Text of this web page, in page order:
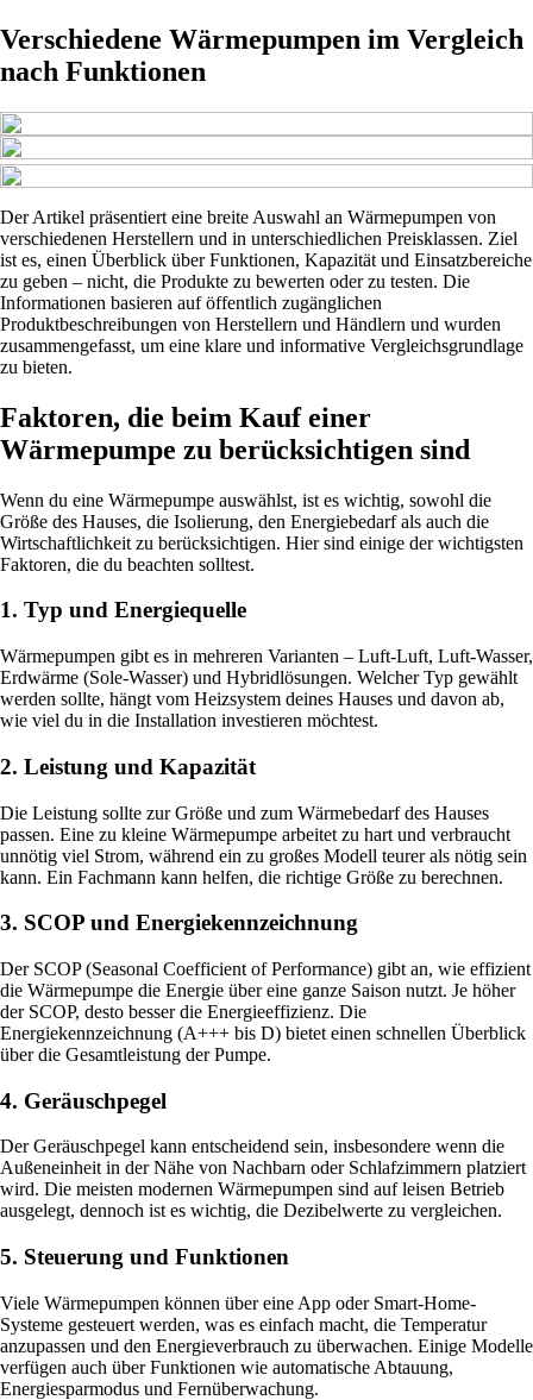
Verschiedene Wärmepumpen im Vergleich
nach Funktionen
Der Artikel präsentiert eine breite Auswahl an Wärmepumpen von
verschiedenen Herstellern und in unterschiedlichen Preisklassen. Ziel
ist es, einen Überblick über Funktionen, Kapazität und Einsatzbereiche
zu geben – nicht, die Produkte zu bewerten oder zu testen. Die
Informationen basieren auf öffentlich zugänglichen
Produktbeschreibungen von Herstellern und Händlern und wurden
zusammengefasst, um eine klare und informative Vergleichsgrundlage
zu bieten.
Faktoren, die beim Kauf einer
Wärmepumpe zu berücksichtigen sind
Wenn du eine Wärmepumpe auswählst, ist es wichtig, sowohl die
Größe des Hauses, die Isolierung, den Energiebedarf als auch die
Wirtschaftlichkeit zu berücksichtigen. Hier sind einige der wichtigsten
Faktoren, die du beachten solltest.
1. Typ und Energiequelle
Wärmepumpen gibt es in mehreren Varianten – Luft-Luft, Luft-Wasser,
Erdwärme (Sole-Wasser) und Hybridlösungen. Welcher Typ gewählt
werden sollte, hängt vom Heizsystem deines Hauses und davon ab,
wie viel du in die Installation investieren möchtest.
2. Leistung und Kapazität
Die Leistung sollte zur Größe und zum Wärmebedarf des Hauses
passen. Eine zu kleine Wärmepumpe arbeitet zu hart und verbraucht
unnötig viel Strom, während ein zu großes Modell teurer als nötig sein
kann. Ein Fachmann kann helfen, die richtige Größe zu berechnen.
3. SCOP und Energiekennzeichnung
Der SCOP (Seasonal Coefficient of Performance) gibt an, wie effizient
die Wärmepumpe die Energie über eine ganze Saison nutzt. Je höher
der SCOP, desto besser die Energieeffizienz. Die
Energiekennzeichnung (A+++ bis D) bietet einen schnellen Überblick
über die Gesamtleistung der Pumpe.
4. Geräuschpegel
Der Geräuschpegel kann entscheidend sein, insbesondere wenn die
Außeneinheit in der Nähe von Nachbarn oder Schlafzimmern platziert
wird. Die meisten modernen Wärmepumpen sind auf leisen Betrieb
ausgelegt, dennoch ist es wichtig, die Dezibelwerte zu vergleichen.
5. Steuerung und Funktionen
Viele Wärmepumpen können über eine App oder Smart-Home-
Systeme gesteuert werden, was es einfach macht, die Temperatur
anzupassen und den Energieverbrauch zu überwachen. Einige Modelle
verfügen auch über Funktionen wie automatische Abtauung,
Energiesparmodus und Fernüberwachung.